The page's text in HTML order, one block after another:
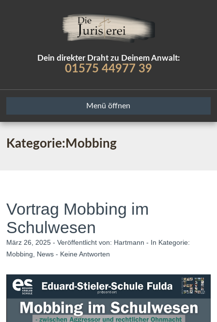
Dein direkter Draht zu Deinem Anwalt:
01575 44977 39
Menü öffnen
Kategorie:Mobbing
Vortrag Mobbing im
Schulwesen
März 26, 2025 - Veröffentlicht von: Hartmann - In Kategorie:
Mobbing
News - Keine Antworten